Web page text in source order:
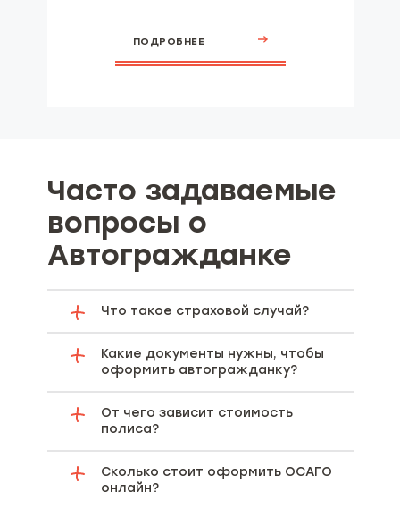
ПОДРОБНЕЕ
Часто задаваемые
вопросы о
Автогражданке
Что такое страховой случай?
Какие документы нужны, чтобы
оформить автогражданку?
От чего зависит стоимость
полиса?
Сколько стоит оформить ОСАГО
онлайн?